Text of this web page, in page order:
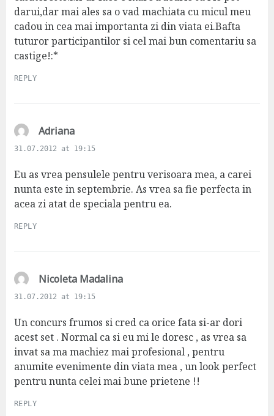
darui,dar mai ales sa o vad machiata cu micul meu
cadou in cea mai importanta zi din viata ei.Bafta
tuturor participantilor si cel mai bun comentariu sa
castige!:*
REPLY
Adrianas
a
s
:
31.07.2012 at 19:15
Eu as vrea pensulele pentru verisoara mea, a carei
nunta este in septembrie. As vrea sa fie perfecta in
acea zi atat de speciala pentru ea.
REPLY
Nicoleta Madalinas
s
:
31.07.2012 at 19:15
Un concurs frumos si cred ca orice fata si-ar dori
acest set . Normal ca si eu mi le doresc , as vrea sa
invat sa ma machiez mai profesional , pentru
anumite evenimente din viata mea , un look perfect
pentru nunta celei mai bune prietene !!
REPLY